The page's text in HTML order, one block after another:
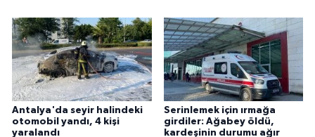
Antalya'da seyir halindeki
otomobil yandı, 4 kişi
yaralandı
Serinlemek için ırmağa
girdiler: Ağabey öldü,
kardeşinin durumu ağır